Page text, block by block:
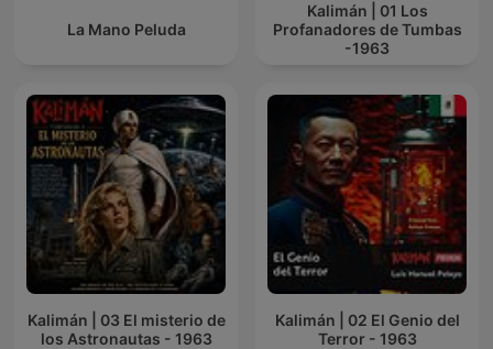
La Mano Peluda
Kalimán | 01 Los
Profanadores de Tumbas
-1963
Kalimán | 03 El misterio de
los Astronautas - 1963
Kalimán | 02 El Genio del
Terror - 1963